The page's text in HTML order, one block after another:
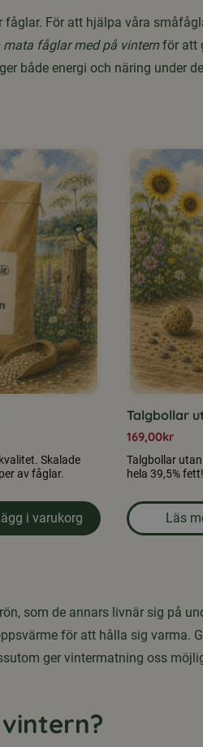
För att hjälpa våra
mata fåglar med på vinternför att
både energi och näring under
Skalade
av fåglar.
solrosfrön 15kg
i varukorg
Talgbollar
169,00kr
Talgbollar
hela 39,5%
Läs
som de annars livnär sig på
för att hålla sig varma.
ger vintermatning oss